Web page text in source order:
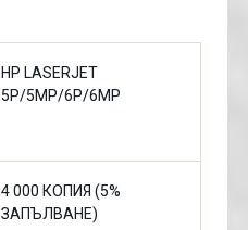
HP LASERJET
5P/5MP/6P/6MP
4 000 КОПИЯ (5%
ЗАПЪЛВАНЕ)